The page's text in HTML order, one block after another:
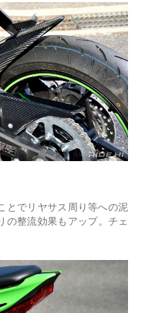
とでリヤサス周り等への泥
の整流効果もアップ。チェ